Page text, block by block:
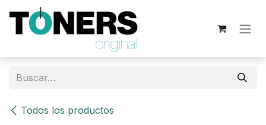
Ir al contenido
Todos los productos